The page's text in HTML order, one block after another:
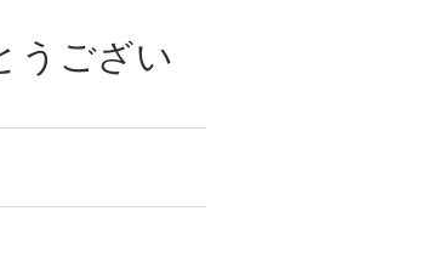
うござい